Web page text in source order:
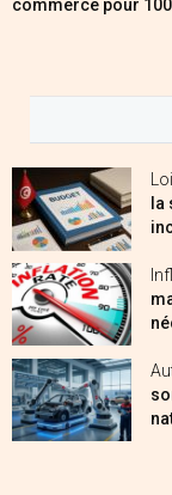
commerce pour